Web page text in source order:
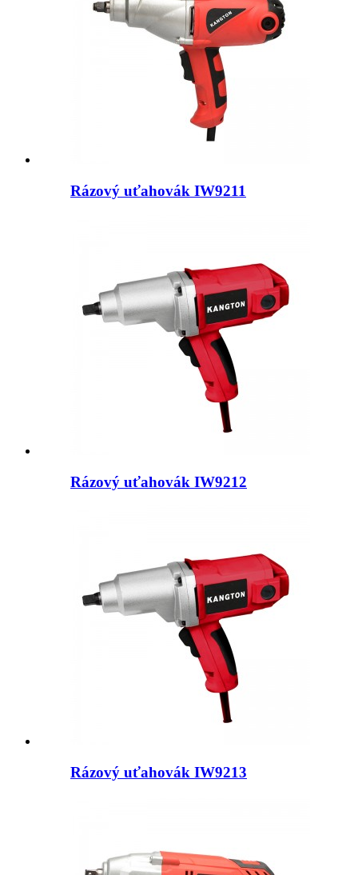
Rázový uťahovák IW9211
Rázový uťahovák IW9212
Rázový uťahovák IW9213